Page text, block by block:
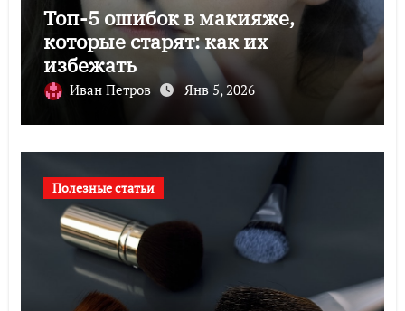
Топ-5 ошибок в макияже,
которые старят: как их
избежать
Иван Петров Янв 5, 2026
Полезные статьи